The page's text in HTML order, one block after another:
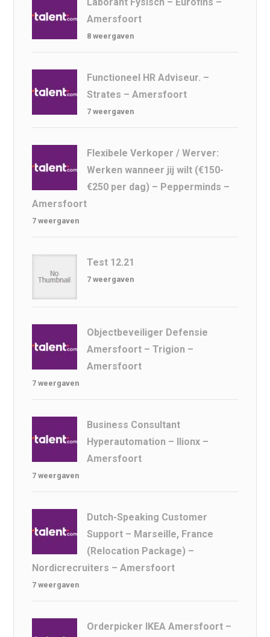
Amersfoort
8 weergaven
Functioneel HR Adviseur. –
Strates – Amersfoort
7 weergaven
Flexibele Verkoper / Werver:
Werken wanneer jij wilt (€150-
€250 per dag) – Pepperminds –
Amersfoort
7 weergaven
Test 12.21
7 weergaven
Objectbeveiliger Defensie
Amersfoort – Trigion –
Amersfoort
7 weergaven
Business Consultant
Hyperautomation – Ilionx –
Amersfoort
7 weergaven
Dutch-Speaking Customer
Support – Marseille, France
(Relocation Package) –
Nordicrecruiters – Amersfoort
7 weergaven
Orderpicker IKEA Amersfoort –